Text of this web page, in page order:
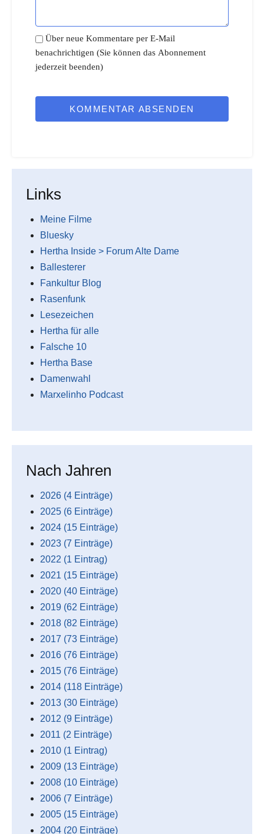
Über neue Kommentare per E-Mail
benachrichtigen (Sie können das Abonnement
jederzeit beenden)
KOMMENTAR ABSENDEN
Links
Meine Filme
Bluesky
Hertha Inside > Forum Alte Dame
Ballesterer
Fankultur Blog
Rasenfunk
Lesezeichen
Hertha für alle
Falsche 10
Hertha Base
Damenwahl
Marxelinho Podcast
Nach Jahren
2026 (4 Einträge)
2025 (6 Einträge)
2024 (15 Einträge)
2023 (7 Einträge)
2022 (1 Eintrag)
2021 (15 Einträge)
2020 (40 Einträge)
2019 (62 Einträge)
2018 (82 Einträge)
2017 (73 Einträge)
2016 (76 Einträge)
2015 (76 Einträge)
2014 (118 Einträge)
2013 (30 Einträge)
2012 (9 Einträge)
2011 (2 Einträge)
2010 (1 Eintrag)
2009 (13 Einträge)
2008 (10 Einträge)
2006 (7 Einträge)
2005 (15 Einträge)
2004 (20 Einträge)